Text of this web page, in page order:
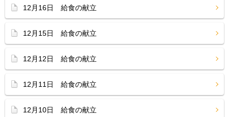
12月16日 給食の献立
12月15日 給食の献立
12月12日 給食の献立
12月11日 給食の献立
12月10日 給食の献立